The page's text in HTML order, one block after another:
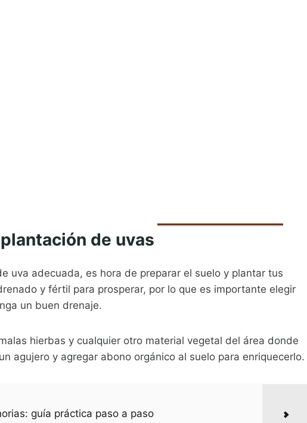
de uvas
uva adecuada, es hora de preparar el suelo y plantar tus
y fértil para prosperar, por lo que es importante elegir
un buen drenaje.
hierbas y cualquier otro material vegetal del área donde
agujero y agregar abono orgánico al suelo para enriquecerlo.
guía práctica paso a paso